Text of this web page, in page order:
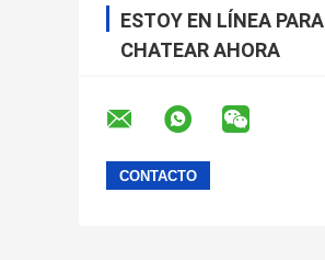
ESTOY EN LÍNEA PARA
CHATEAR AHORA